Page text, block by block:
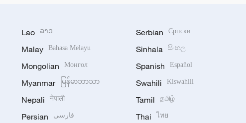
Lao ລາວ
Malay Bahasa Melayu
Mongolian Монгол
Myanmar မြန်မာဘာသာ
Nepali नेपाली
Persian فارسی
Serbian Српски
Sinhala සිංහල
Spanish Español
Swahili Kiswahili
Tamil தமிழ்
Thai ไทย